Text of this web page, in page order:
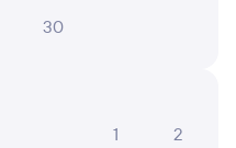
30
1
2